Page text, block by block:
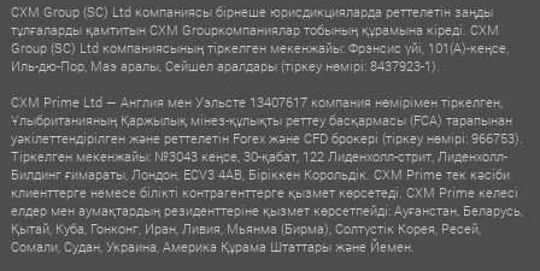
CXM Group (SC) Ltd компаниясы бірнеше юрисдикцияларда реттелетін заңды
тұлғаларды қамтитын CXM Groupкомпаниялар тобының құрамына кіреді. CXM
Group (SC) Ltd компаниясының тіркелген мекенжайы: Фрэнсис үйі, 101(A)-кеңсе,
Иль-дю-Пор, Маэ аралы, Сейшел аралдары (тіркеу нөмірі: 8437923-1).
CXM Prime Ltd — Англия мен Уэльсте 13407617 компания нөмірімен тіркелген,
Ұлыбританияның Қаржылық мінез-құлықты реттеу басқармасы (FCA) тарапынан
уәкілеттендірілген және реттелетін Forex және CFD брокері (тіркеу нөмірі: 966753).
Тіркелген мекенжайы: №3043 кеңсе, 30-қабат, 122 Лиденхолл-стрит, Лиденхолл-
Билдинг ғимараты, Лондон, ECV3 4AB, Біріккен Корольдік. CXM Prime тек кәсіби
клиенттерге немесе білікті контрагенттерге қызмет көрсетеді. CXM Prime келесі
елдер мен аумақтардың резиденттеріне қызмет көрсетпейді: Ауғанстан, Беларусь,
Қытай, Куба, Гонконг, Иран, Ливия, Мьянма (Бирма), Солтүстік Корея, Ресей,
Сомали, Судан, Украина, Америка Құрама Штаттары және Йемен.